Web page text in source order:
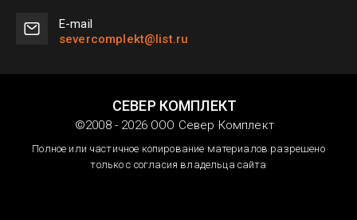
Е-mail
severcomplekt@list.ru
СЕВЕР КОМПЛЕКТ
©2008 - 2026 ООО Север Комплект
Полное или частичное копирование материалов разрешено
только с согласия владельца сайта